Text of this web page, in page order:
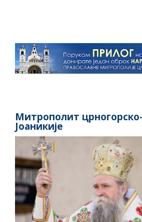
Митрополит
Јоаникије